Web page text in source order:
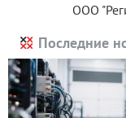
ООО
Последние